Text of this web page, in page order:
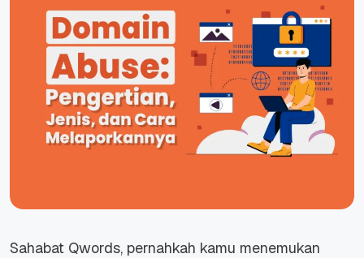
Sahabat Qwords, pernahkah kamu menemukan